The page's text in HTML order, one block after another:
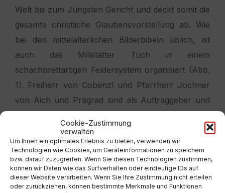
Cookie-Zustimmung
verwalten
Um Ihnen ein optimales Erlebnis zu bieten, verwenden wir
Technologien wie Cookies, um Geräteinformationen zu speichern
bzw. darauf zuzugreifen. Wenn Sie diesen Technologien zustimmen,
können wir Daten wie das Surfverhalten oder eindeutige IDs auf
dieser Website verarbeiten. Wenn Sie Ihre Zustimmung nicht erteilen
oder zurückziehen, können bestimmte Merkmale und Funktionen
Welt bis zum Jüngsten Gericht und deckt somit die
gesamte christliche Glaubensvorstellung ab. Wie
bei den mittelalterlichen Bilderbibeln üblich, ist
auch das Millstätter Tuch in einem
schachbrettartigen Feldersystem organisiert (Abb.
1). Freiherr von Cobenzl und Pfarrherr Jochner
von Aich und Prägrad sind als Auftraggeber und
bezeugt. Sie haben das 1997 restaurierte
Fastentuch mit einer imposanten Kantenlänge von
etwa 8,60 auf 5,60 Meter eigens für die
Stiftskirche Christus Salvator und Allerheiligen in
Millstatt als Guasche anfertigen lassen.